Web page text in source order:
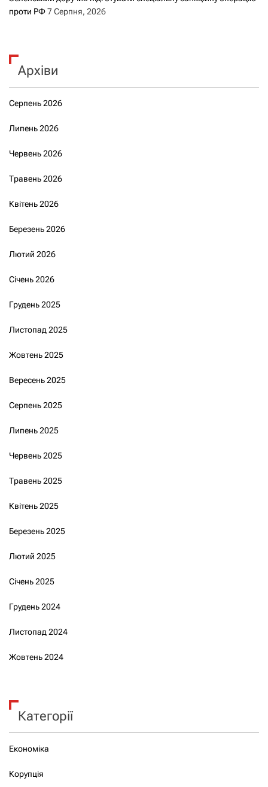
проти РФ7 Серпня, 2026
Архіви
Серпень 2026
Липень 2026
Червень 2026
Травень 2026
Квітень 2026
Березень 2026
Лютий 2026
Січень 2026
Грудень 2025
Листопад 2025
Жовтень 2025
Вересень 2025
Серпень 2025
Липень 2025
Червень 2025
Травень 2025
Квітень 2025
Березень 2025
Лютий 2025
Січень 2025
Грудень 2024
Листопад 2024
Жовтень 2024
Категорії
Економіка
Корупція